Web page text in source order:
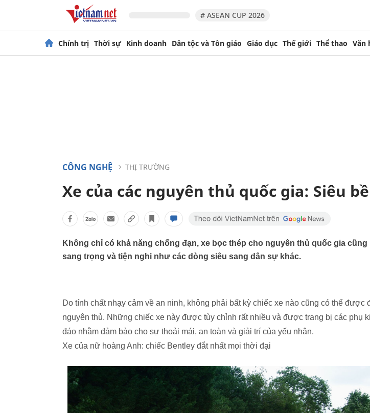
# ASEAN CUP 2026
Chính trị Thời sự Kinh doanh Dân tộc và Tôn giáo Giáo dục Thế giới Thể thao Văn
CÔNG NGHỆ THỊ TRƯỜNG
Xe của các nguyên thủ quốc gia: Siêu
Không chỉ có khả năng chống đạn, xe bọc thép cho nguyên thủ quốc gia cũng
sang trọng và tiện nghi như các dòng siêu sang dân sự khác.
Do tính chất nhạy cảm về an ninh, không phải bất kỳ chiếc xe nào cũng có thể được
nguyên thủ. Những chiếc xe này được tùy chỉnh rất nhiều và được trang bị các phụ
đáo nhằm đảm bảo cho sự thoải mái, an toàn và giải trí của yếu nhân.
Xe của nữ hoàng Anh: chiếc Bentley đắt nhất mọi thời đại